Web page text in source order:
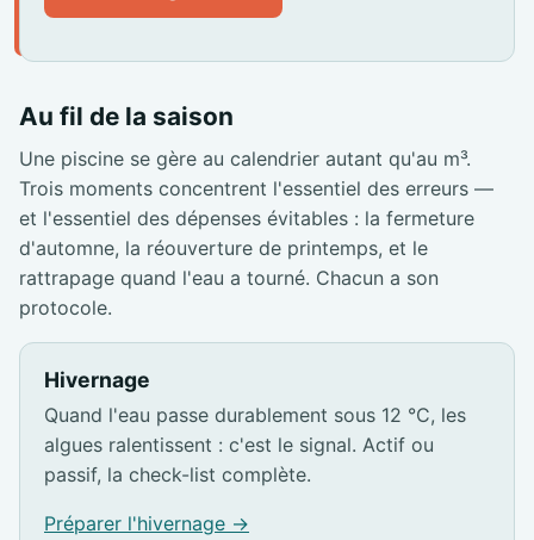
Au fil de la saison
Une piscine se gère au calendrier autant qu'au m³.
Trois moments concentrent l'essentiel des erreurs —
et l'essentiel des dépenses évitables : la fermeture
d'automne, la réouverture de printemps, et le
rattrapage quand l'eau a tourné. Chacun a son
protocole.
Hivernage
Quand l'eau passe durablement sous 12 °C, les
algues ralentissent : c'est le signal. Actif ou
passif, la check-list complète.
Préparer l'hivernage →